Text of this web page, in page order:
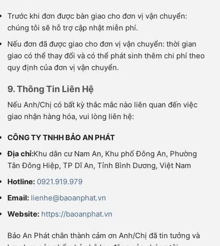
Trước khi đơn được bàn giao cho đơn vị vận chuyển:
chúng tôi sẽ hỗ trợ cập nhật miễn phí.
Nếu đơn đã được giao cho đơn vị vận chuyển: thời gian
giao có thể thay đổi và có thể phát sinh thêm chi phí theo
quy định của đơn vị vận chuyển.
9. Thông Tin Liên Hệ
Nếu Anh/Chị có bất kỳ thắc mắc nào liên quan đến việc
giao nhận hàng hóa, vui lòng liên hệ:
CÔNG TY TNHH BẢO AN PHÁT
Địa chỉ:Khu dân cư Nam An, Khu phố Đông An, Phường
Tân Đông Hiệp, TP Dĩ An, Tỉnh Bình Dương, Việt Nam
Hotline: 0921.919.979
Email: lienhe@baoanphat.vn
Website: https://baoanphat.vn
Bảo An Phát chân thành cảm ơn Anh/Chị đã tin tưởng và